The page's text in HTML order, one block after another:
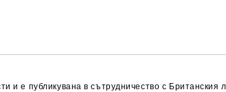
и е публикувана в сътрудничество с Британския